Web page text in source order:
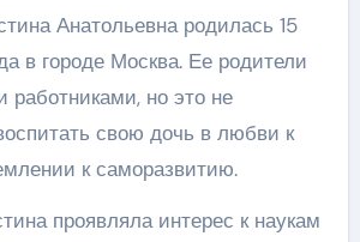
Анатольевна родилась 15
в городе Москва. Ее родители
но это не
свою дочь в любви к
к саморазвитию.
проявляла интерес к наукам